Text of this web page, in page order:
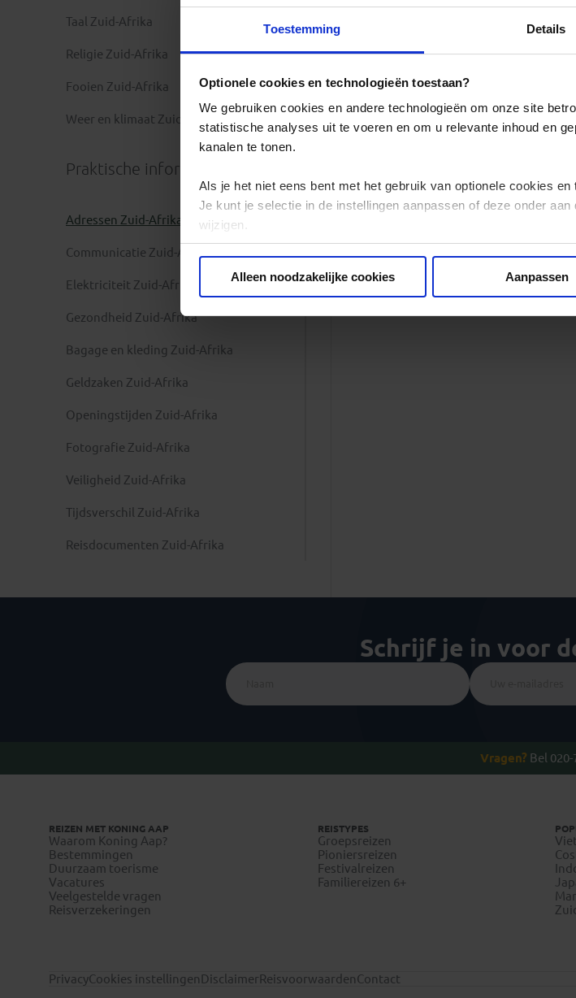
Toestemming Details
Optionele cookies en technologieën toestaan?
We gebruiken cookies en andere technologieën om onze site
statistische analyses uit te voeren en om u relevante inhoud en
kanalen te tonen.
Als je het niet eens bent met het gebruik van optionele cookies en
Je kunt je selectie in de instellingen aanpassen of deze onder
wijzigen.
Alleen noodzakelijke cookies
Aanpassen
Taal Zuid-Afrika
Religie Zuid-Afrika
Fooien Zuid-Afrika
Weer en klimaat Zuid-Afrika
Praktische informatie
Adressen Zuid-Afrika
Communicatie Zuid-Afrika
Elektriciteit Zuid-Afrika
Gezondheid Zuid-Afrika
Bagage en kleding Zuid-Afrika
Geldzaken Zuid-Afrika
Openingstijden Zuid-Afrika
Fotografie Zuid-Afrika
Veiligheid Zuid-Afrika
Tijdsverschil Zuid-Afrika
Reisdocumenten Zuid-Afrika
Weer en klimaat Zuid-Afrika
Schrijf je in voor
Vragen? Bel
REIZEN MET KONING AAP
Waarom Koning Aap?
Bestemmingen
Duurzaam toerisme
Vacatures
Veelgestelde vragen
Reisverzekeringen
REISTYPES
Groepsreizen
Pioniersreizen
Festivalreizen
Familiereizen 6+
PrivacyCookies instellingen DisclaimerReisvoorwaardenContact